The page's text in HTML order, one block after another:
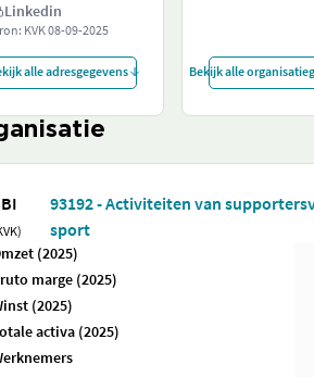
Linkedin
KVK08-09-2025
alle adresgegevens Bekijk alle
93192 - Activiteiten van
sport
(2025)
marge (2025)
(2025)
activa (2025)